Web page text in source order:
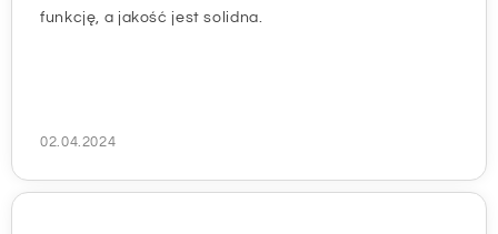
funkcję, a jakość jest solidna.
02.04.2024